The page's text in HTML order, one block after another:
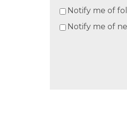
Notify me of
Notify me of